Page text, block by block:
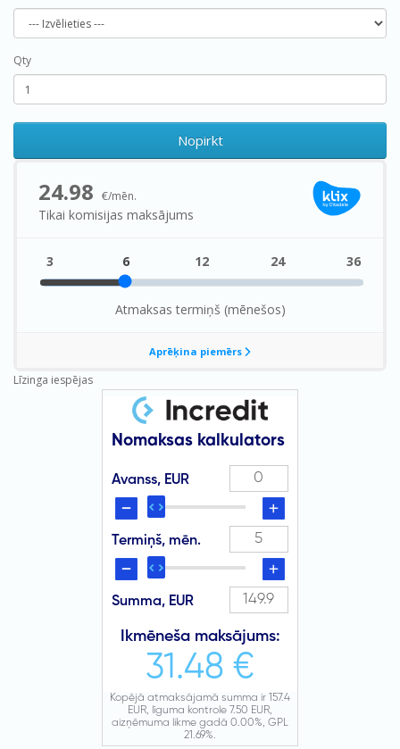
Qty
Nopirkt
Līzinga iespējas